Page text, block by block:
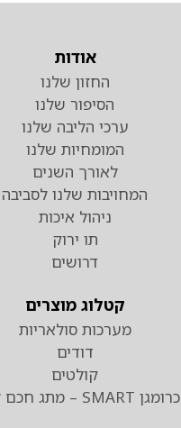
אודות
החזון שלנו
הסיפור שלנו
ערכי הליבה שלנו
המומחיות שלנו
לאורך השנים
המחויבות שלנו לסביבה
ניהול איכות
תו ירוק
דרושים
קטלוג מוצרים
מערכות סולאריות
דודים
קולטים
כרומגן SMART – מתג חכם לדוד